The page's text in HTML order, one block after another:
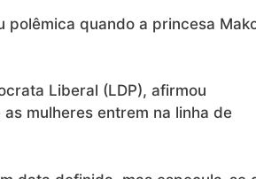
polêmica quando a princesa
Liberal (LDP), afirmou
mulheres entrem na linha de